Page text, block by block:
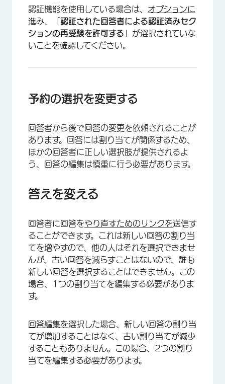
認証機能を使用している場合は、 オプションに
進み、「 認証された回答者による認証済みセク
ションの再受験を許可する 」が選択されていな
いことを確認してください。
予約の選択を変更する
回答者から後で回答の変更を依頼されることが
あります。回答には割り当てが関係するため、
ほかの回答者に正しい選択肢が提供されるよ
う、回答の編集は慎重に行う必要があります。
答えを変える
回答者に回答をやり直すためのリンクを送信す
ることができます。これは新しい回答の割り当
てを増やすので、他の人はそれを選択できませ
んが、古い回答を減らすことはないので、誰も
新しい回答を選択することはできません。この
場合、1つの割り当てを編集する必要がありま
す。
回答編集を選択した場合、新しい回答の割り当
てが増加することはなく、古い割り当てが減少
することもありません。この場合、2つの割り
当てを編集する必要があります。